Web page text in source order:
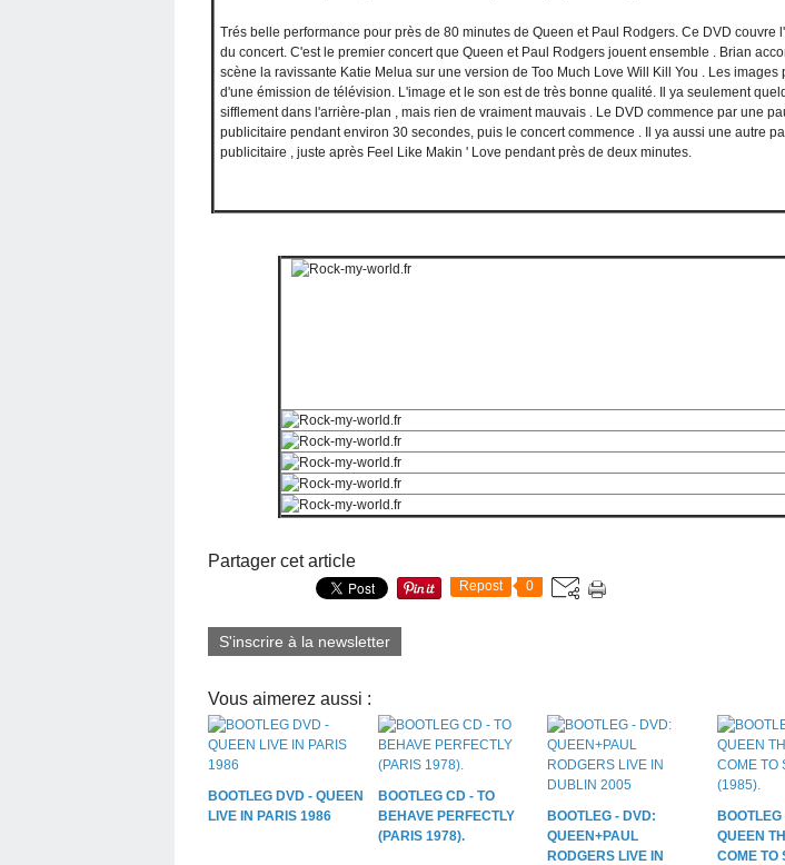
Trés belle performance pour près de 80 minutes de Queen et Paul Rodgers. Ce DVD couvre
du concert. C'est le premier concert que Queen et Paul Rodgers jouent ensemble . Brian
scène la ravissante Katie Melua sur une version de Too Much Love Will Kill You . Les images
d'une émission de télévision. L'image et le son est de très bonne qualité. Il ya seulement
sifflement dans l'arrière-plan , mais rien de vraiment mauvais . Le DVD commence par une
publicitaire pendant environ 30 secondes, puis le concert commence . Il ya aussi une autre
publicitaire , juste après Feel Like Makin ' Love pendant près de deux minutes.
Partager cet article
Repost 0
S'inscrire à la newsletter
Vous aimerez aussi :
BOOTLEG DVD - QUEEN
LIVE IN PARIS 1986
BOOTLEG CD - TO
BEHAVE PERFECTLY
(PARIS 1978).
BOOTLEG - DVD:
QUEEN+PAUL
RODGERS LIVE IN
QUEEN
COME TO